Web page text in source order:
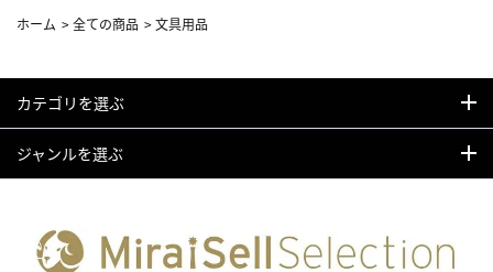
ホーム >全ての商品 >文具用品
カテゴリを選ぶ
ジャンルを選ぶ